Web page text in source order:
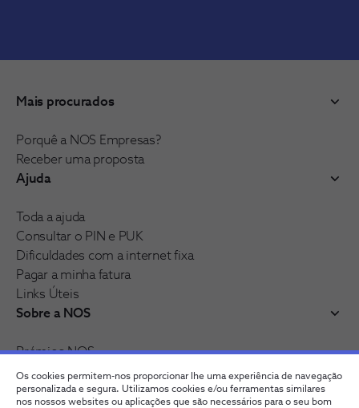
Os cookies permitem-nos proporcionar lhe uma experiência de navegação
personalizada e segura. Utilizamos cookies e/ou ferramentas similares
nos nossos websites ou aplicações que são necessários para o seu bom
Mais procurados
Porquê a NOS Empresas?
Receber uma proposta
Ajuda
Toda a ajuda
Consultar o PIN e PUK
Dificuldades com a internet fixa
Pagar a minha fatura
Links Úteis
Sobre a NOS
Prémios NOS
Reconhecimentos e distinções
Junte-se à nossa rede